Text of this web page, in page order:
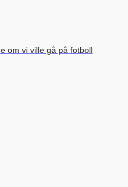
om vi ville gå på fotboll